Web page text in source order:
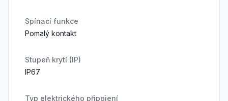
Spínací funkce
Pomalý kontakt
Stupeň krytí (IP)
IP67
Typ elektrického připojení